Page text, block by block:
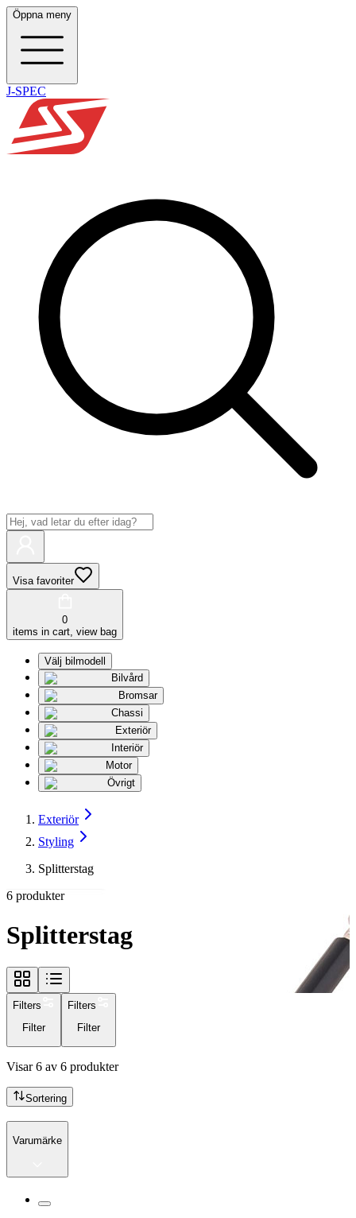
Öppna meny
J-SPEC
Visa favoriter
0
items in cart, view bag
Välj bilmodell
Bilvård
Bromsar
Chassi
Exteriör
Interiör
Motor
Övrigt
Exteriör
Styling
Splitterstag
6 produkter
Splitterstag
Filters
Filter
Filters
Filter
Visar6 av 6 produkter
Sortering
Varumärke